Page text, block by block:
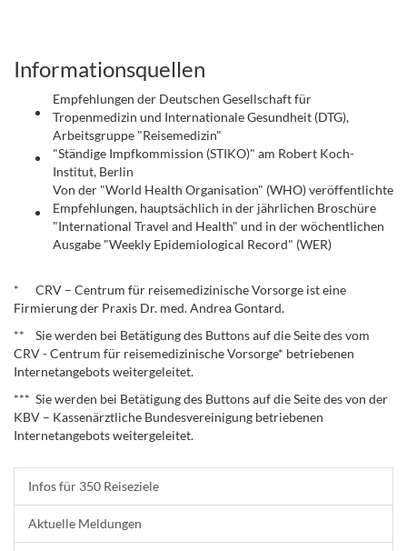
Informationsquellen
Empfehlungen der Deutschen Gesellschaft für
Tropenmedizin und Internationale Gesundheit (DTG),
Arbeitsgruppe "Reisemedizin"
"Ständige Impfkommission (STIKO)" am Robert Koch-
Institut, Berlin
Von der "World Health Organisation" (WHO) veröffentlichte
Empfehlungen, hauptsächlich in der jährlichen Broschüre
"International Travel and Health" und in der wöchentlichen
Ausgabe "Weekly Epidemiological Record" (WER)
* CRV – Centrum für reisemedizinische Vorsorge ist eine
Firmierung der Praxis Dr. med. Andrea Gontard.
** Sie werden bei Betätigung des Buttons auf die Seite des vom
CRV - Centrum für reisemedizinische Vorsorge* betriebenen
Internetangebots weitergeleitet.
*** Sie werden bei Betätigung des Buttons auf die Seite des von der
KBV – Kassenärztliche Bundesvereinigung betriebenen
Internetangebots weitergeleitet.
Infos für 350 Reiseziele
Aktuelle Meldungen